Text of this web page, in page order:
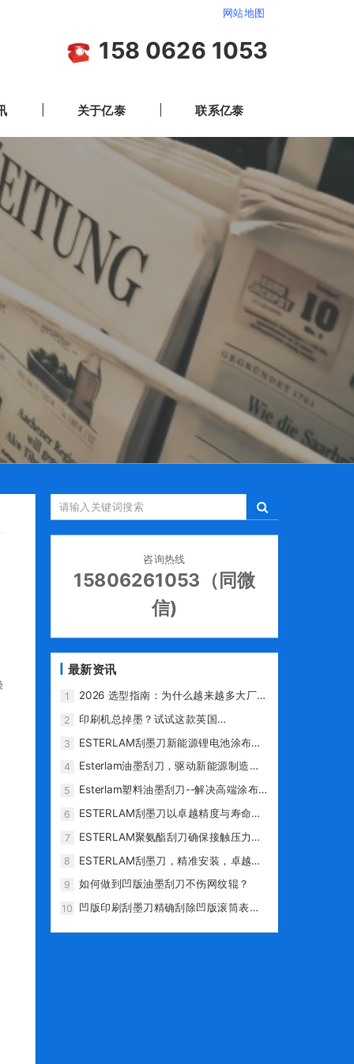
关于亿泰 联系亿泰
158 0626 1053
网站地图
咨询热线
15806261053（同微
信)
最新资讯
1
2026 选型指南：为什么越来越多大厂放
刀？
2
印刷机总掉墨？试试这款英国
3 ESTERLAM刮墨刀新能源锂电池涂布案
4
Esterlam油墨刮刀，驱动新能源制造的
精密涂层专家
5
Esterlam塑料油墨刮刀--解决高端涂布
划伤与污染难题的革新利器
6 ESTERLAM刮墨刀以卓越精度与寿命，
7
ESTERLAM聚氨酯刮刀确保接触压力稳
8
ESTERLAM刮墨刀，精准安装，卓越印
刷，定义行业高标准
9 如何做到凹版油墨刮刀不伤网纹辊？
10 凹版印刷刮墨刀精确刮除凹版滚筒表面